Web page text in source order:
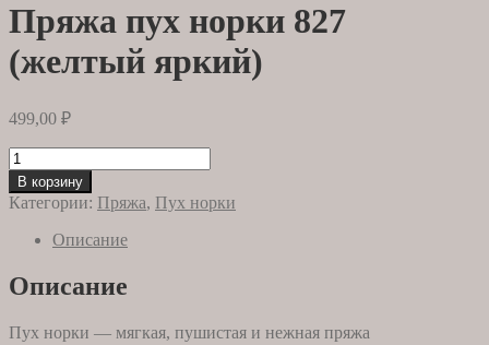
Пряжа пух норки 827
(желтый яркий)
499,00 ₽
Количество
товара
Пряжа
пух
норки
(желтый
яркий)
В корзину
Категории: Пряжа, Пух норки
Описание
Описание
Пух норки — мягкая, пушистая и нежная пряжа